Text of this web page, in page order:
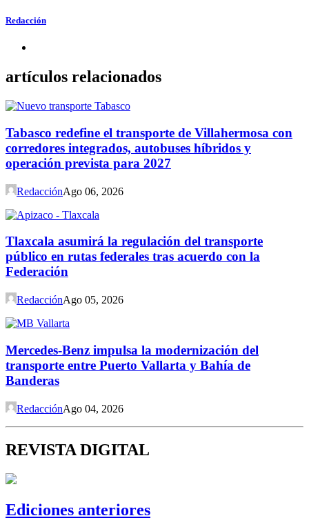
Redacción
artículos relacionados
Tabasco redefine el transporte de Villahermosa con
corredores integrados, autobuses híbridos y
operación prevista para 2027
RedacciónAgo 06, 2026
Tlaxcala asumirá la regulación del transporte
público en rutas federales tras acuerdo con la
Federación
RedacciónAgo 05, 2026
Mercedes-Benz impulsa la modernización del
transporte entre Puerto Vallarta y Bahía de
Banderas
RedacciónAgo 04, 2026
REVISTA DIGITAL
Ediciones anteriores